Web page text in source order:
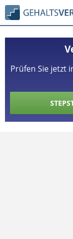
Prüfen Sie jetzt